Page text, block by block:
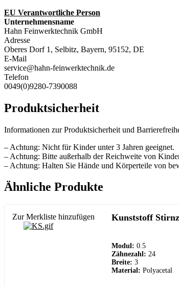
EU Verantwortliche Person
Unternehmensname
Hahn Feinwerktechnik GmbH
Adresse
Oberes Dorf 1, Selbitz, Bayern, 95152, DE
E-Mail
service@hahn-feinwerktechnik.de
Telefon
0049(0)9280-7390088
Produktsicherheit
Informationen zur Produktsicherheit und
– Achtung: Nicht für Kinder unter 3 Jahren geeignet.
– Achtung: Bitte außerhalb der Reichweite von
– Achtung: Halten Sie Hände und Körperteile von
Ähnliche Produkte
Zur Merkliste hinzufügen Kunststoff
Modul: 0.5
Zähnezahl: 24
Breite: 3
Material: Polyacetal